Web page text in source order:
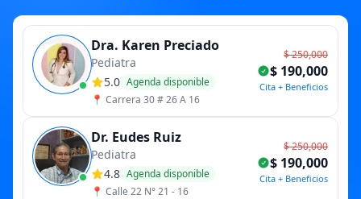
Dra. Karen Preciado
Pediatra
5.0 Agenda disponible
📍 Carrera 30 # 26 A 16
$ 250,000
$ 190,000
Cita + Beneficios
Dr. Eudes Ruiz
Pediatra
4.8 Agenda disponible
📍 Calle 22 N° 21 - 16
$ 250,000
$ 190,000
Cita + Beneficios